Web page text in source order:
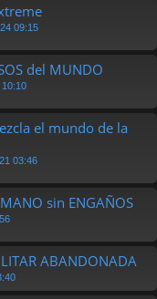
09:15
del MUNDO
el mundo de la
03:46
sin ENGAÑOS
ABANDONADA